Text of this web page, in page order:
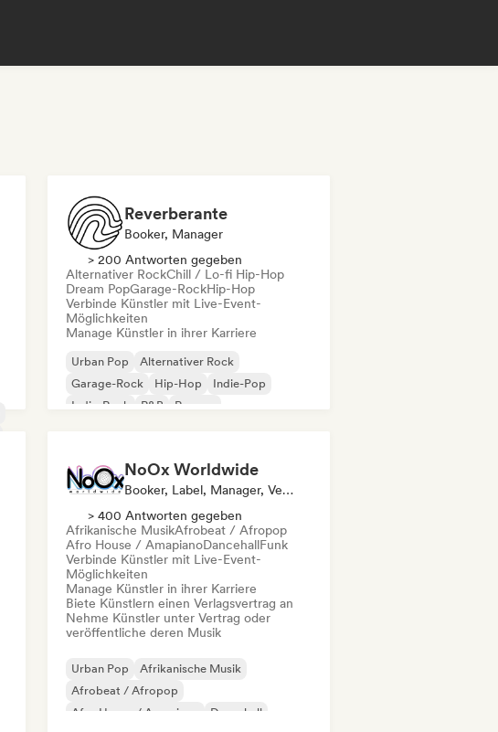
Reverberante
Booker, Manager
> 200 Antworten gegeben
Alternativer RockChill / Lo-fi Hip-Hop
Dream PopGarage-RockHip-Hop
Verbinde Künstler mit Live-Event-
Möglichkeiten
Manage Künstler in ihrer Karriere
Urban Pop
Alternativer Rock
Garage-Rock
Hip-Hop
Indie-Pop
Indie-Rock
R&B Reggae
NoOx Worldwide
Booker, Label, Manager, Verlag
> 400 Antworten gegeben
Afrikanische MusikAfrobeat / Afropop
Afro House / AmapianoDancehallFunk
Verbinde Künstler mit Live-Event-
Möglichkeiten
Manage Künstler in ihrer Karriere
Biete Künstlern einen Verlagsvertrag an
Nehme Künstler unter Vertrag oder
veröffentliche deren Musik
Urban Pop
Afrikanische Musik
Afrobeat / Afropop
Afro House / Amapiano
Dancehall